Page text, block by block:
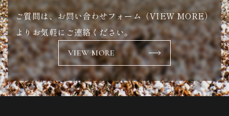
ご質問は、お問い合わせフォーム（VIEW MORE）
よりお気軽にご連絡ください。
VIEW MORE